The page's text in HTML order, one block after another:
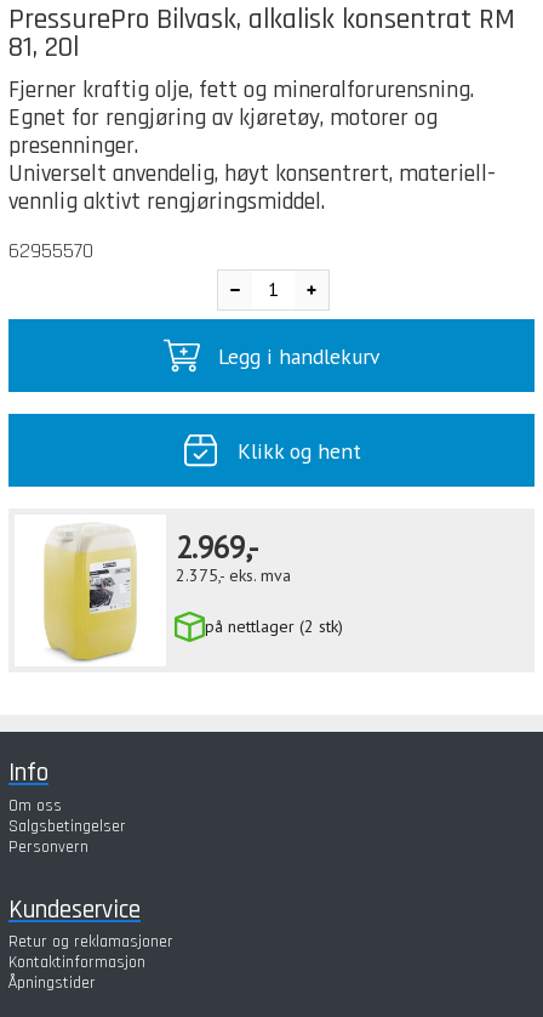
PressurePro Bilvask, alkalisk konsentrat RM
81, 20l
Fjerner kraftig olje, fett og mineralforurensning.
Egnet for rengjøring av kjøretøy, motorer og
presenninger.
Universelt anvendelig, høyt konsentrert, materiell-
vennlig aktivt rengjøringsmiddel.
62955570
Legg i handlekurv
Klikk og hent
2.969,-
2.375,- eks. mva
på nettlager (2 stk)
Info
Om oss
Salgsbetingelser
Personvern
Kundeservice
Retur og reklamasjoner
Kontaktinformasjon
Åpningstider